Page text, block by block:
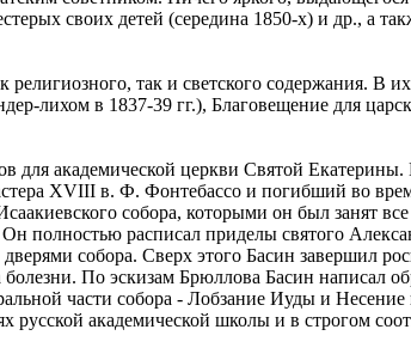
своих детей (середина 1850-х) и др., а
так и светского содержания. В
лихом в 1837-39 гг.), Благовещение для
академической церкви Святой
XVIII в. Ф. Фонтебассо и погибший во
собора, которыми он был занят
полностью расписал приделы святого
собора. Сверх этого Басин завершил
По эскизам Брюллова Басин написал
части собора - Лобзание Иуды и Несение
академической школы и в строгом